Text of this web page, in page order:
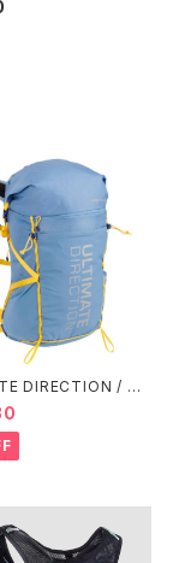
DIRECTION / ア
ディレクション Fas
Men's / Fog